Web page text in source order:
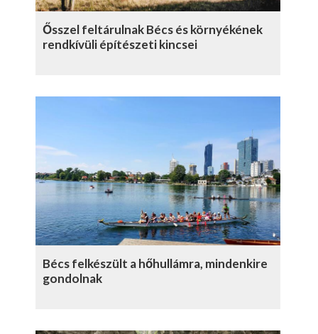
Ősszel feltárulnak Bécs és környékének
rendkívüli építészeti kincsei
Bécs felkészült a hőhullámra, mindenkire
gondolnak